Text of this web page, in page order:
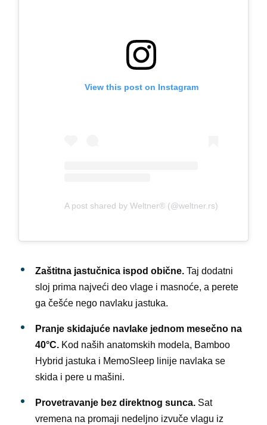
View this post on Instagram
A post shared by Weltner® (@weltner.rs)
Zaštitna jastučnica ispod obične. Taj dodatni
sloj prima najveći deo vlage i masnoće, a perete
ga češće nego navlaku jastuka.
Pranje skidajuće navlake jednom mesečno na
40°C. Kod naših anatomskih modela, Bamboo
Hybrid jastuka i MemoSleep linije navlaka se
skida i pere u mašini.
Provetravanje bez direktnog sunca. Sat
vremena na promaji nedeljno izvuče vlagu iz